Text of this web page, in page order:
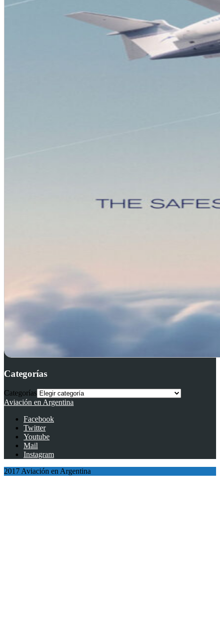
Categorías
Categorías
Aviación en Argentina
Facebook
Twitter
Youtube
Mail
Instagram
2017 Aviación en Argentina